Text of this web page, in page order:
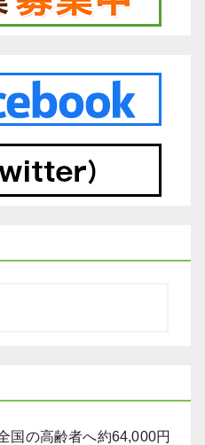
国の高齢者へ約64,000円